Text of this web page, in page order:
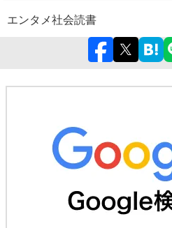
エンタメ社会読書